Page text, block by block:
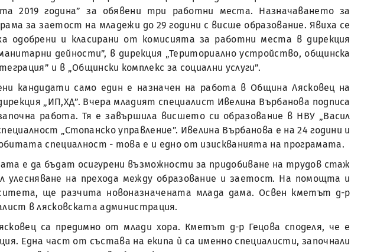
2019 година” за обявени три работни места. Назначаването за
за заетост на младежи до 29 години с висше образование. Явиха се
одобрени и класирани от комисията за работни места в дирекция
дейности”, в дирекция „Териториално устройство, общинска
и в „Общински комплекс за социални услуги”.
кандидати само един e назначен на работа в Община Лясковец на
„ИП,ХД”. Вчера младият специалист Ивелина Върбанова подписа
работа. Тя е завършила висшето си образование в НВУ „Васил
„Стопанско управление”. Ивелина Върбанова е на 24 години и
специалност - това е и едно от изискванията на програмата.
е да бъдат осигурени възможности за придобиване на трудов стаж
улесняване на прехода между образование и заетост. На помощта и
ще разчита новоназначената млада дама. Освен кметът д-р
в лясковската администрация.
са предимно от млади хора. Кметът д-р Гецова споделя, че е
Една част от състава на екипа ѝ са именно специалисти, започнали